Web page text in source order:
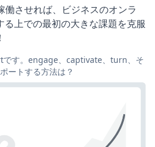
させれば、ビジネスのオンラ
上での最初の大きな課題を克服
です。engage、captivate、turn、そ
ートする方法は？